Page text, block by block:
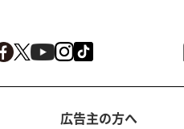
広告主の方へ